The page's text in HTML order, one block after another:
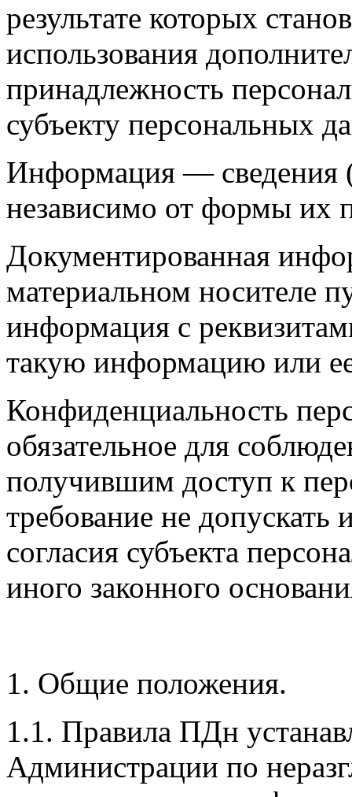
результате которых
использования
принадлежность
субъекту персональных
Информация — сведения
независимо от формы их
Документированная
материальном носителе
информация с
такую информацию или
Конфиденциальность
обязательное для
получившим доступ к
требование не допускать
согласия субъекта
иного законного
1. Общие положения.
1.1. Правила ПДн
Администрации по